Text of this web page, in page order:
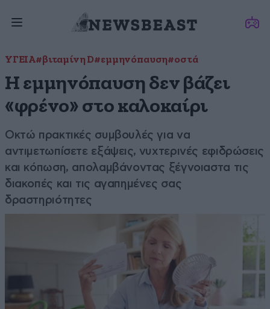
ΥΓΕΙΑ#βιταμίνη D#εμμηνόπαυση#οστά
Η εμμηνόπαυση δεν βάζει
«φρένο» στο καλοκαίρι
Οκτώ πρακτικές συμβουλές για να
αντιμετωπίσετε εξάψεις, νυχτερινές εφιδρώσεις
και κόπωση, απολαμβάνοντας ξέγνοιαστα τις
διακοπές και τις αγαπημένες σας
δραστηριότητες